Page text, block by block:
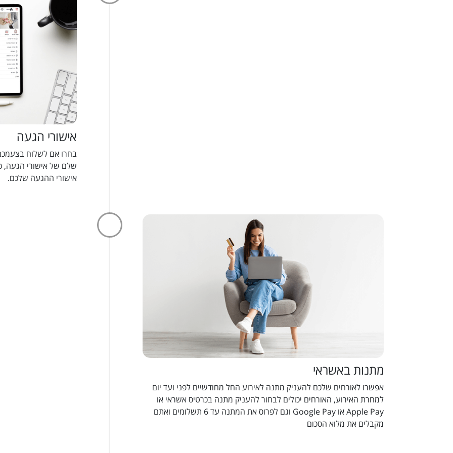
אישורי הגעה
שלם של אישורי הגעה,
אישורי ההגעה שלכם.
מתנות באשראי
אפשרו לאורחים שלכם להעניק מתנה לאירוע החל מחודשיים לפני ועד יום
למחרת האירוע, האורחים יכולים לבחור להעניק מתנה בכרטיס אשראי או
Apple Pay או Google Pay וגם לפרוס את המתנה עד 6 תשלומים ואתם
מקבלים את מלוא הסכום